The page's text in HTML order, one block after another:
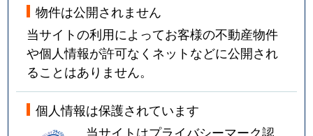
物件は公開されません
当サイトの利用によってお客様の不動産物件
や個人情報が許可なくネットなどに公開され
ることはありません。
個人情報は保護されています
当サイトはプライバシーマーク認